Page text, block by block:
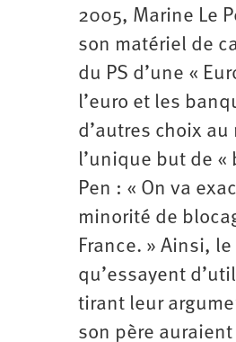
2005, Marine Le
son matériel de
du PS d’une «
l’euro et les
d’autres choix
l’unique but de
Pen : « On va
minorité de
France. » Ainsi,
qu’essayent
tirant leur
son père